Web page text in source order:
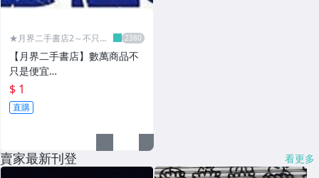
★月界二手書店2～不只是
【月界二手書店】數萬商品不
只是便宜…
$ 1
直購
賣家最新刊登 看更多